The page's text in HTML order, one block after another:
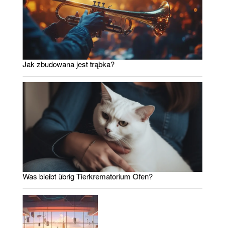
Jak zbudowana jest trąbka?
Was bleibt übrig Tierkrematorium Ofen?